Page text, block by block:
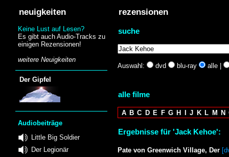
neuigkeiten
Keine Lust auf Lesen?
Es gibt auch Audio-Tracks zu
einigen Rezensionen!
weitere Neuigkeiten
Der Gipfel
Audiobeiträge
Little Big Soldier
Der Legionär
rezensionen
suche
Auswahl: dvd blu-ray alle |
alle filme
A B C D E F G H I J K L M N
Ergebnisse für 'Jack Kehoe':
Pate von Greenwich Village, Der